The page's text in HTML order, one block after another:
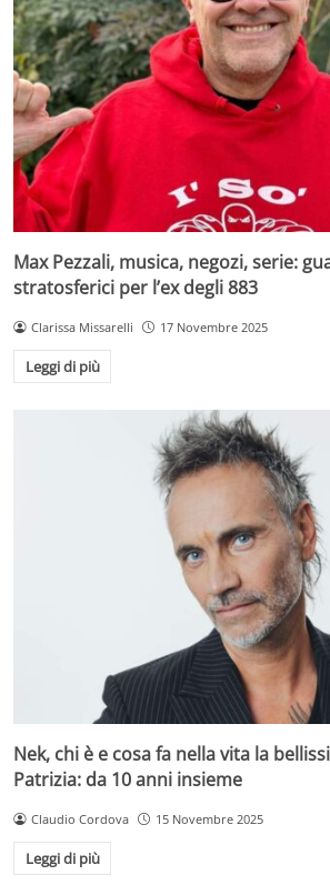
Max Pezzali, musica, negozi, serie:
stratosferici per l’ex degli 883
Clarissa Missarelli 17 Novembre 2025
Leggi di più
Nek, chi è e cosa fa nella vita la
Patrizia: da 10 anni insieme
Claudio Cordova 15 Novembre 2025
Leggi di più